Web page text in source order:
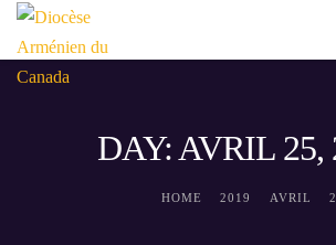
DAY: AVRIL 25,
HOME 2019 AVRIL